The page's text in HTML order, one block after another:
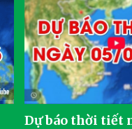
Dự báo thời tiết